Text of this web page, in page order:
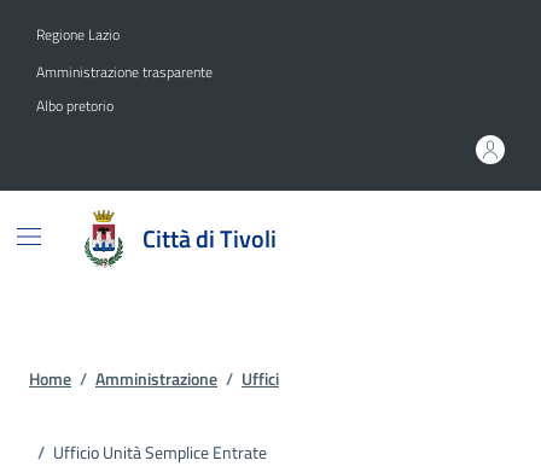
Regione Lazio
Amministrazione trasparente
Albo pretorio
Città di Tivoli
Home / Amministrazione / Uffici
/ Ufficio Unità Semplice Entrate